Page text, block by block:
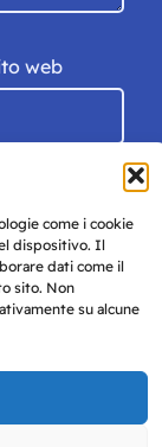
come i cookie
dispositivo. Il
dati come il
sito. Non
su alcune
web
di